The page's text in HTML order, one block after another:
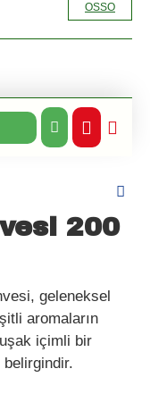
OSSO
200
geleneksel
aromaların
içimli bir